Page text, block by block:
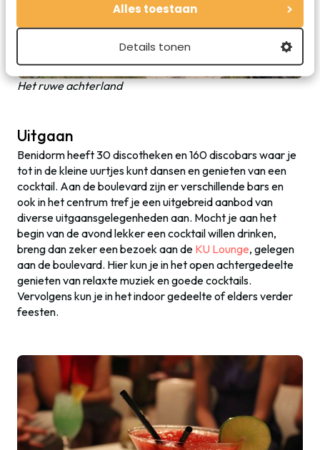
Alles toestaan
Details tonen
Het ruwe achterland
Uitgaan
Benidorm heeft 30 discotheken en 160 discobars waar je
tot in de kleine uurtjes kunt dansen en genieten van een
cocktail. Aan de boulevard zijn er verschillende bars en
ook in het centrum tref je een uitgebreid aanbod van
diverse uitgaansgelegenheden aan. Mocht je aan het
begin van de avond lekker een cocktail willen drinken,
breng dan zeker een bezoek aan de KU Lounge, gelegen
aan de boulevard. Hier kun je in het open achtergedeelte
genieten van relaxte muziek en goede cocktails.
Vervolgens kun je in het indoor gedeelte of elders verder
feesten.